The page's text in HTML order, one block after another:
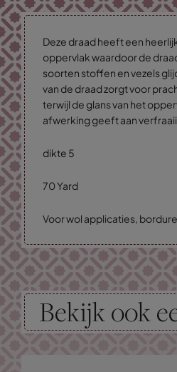
Deze draad heeft een
oppervlak waardoor de
soorten stoffen en vezels
van de draad zorgt voor
terwijl de glans van het
afwerking geeft aan
dikte 5
70 Yard
Voor wol applicaties,
Bekijk ook